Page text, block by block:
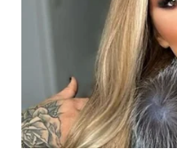
WAHANA
OTOMOTIF